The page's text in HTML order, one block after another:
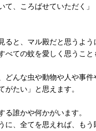
て、ころばせていただく」
ると、マル殿だと思うよう
べての蚊を愛しく思うこと
どんな虫や動物や人や事件
がたい」と思えます。
る誰かや何かがいます。
に、全てを思えれば、も